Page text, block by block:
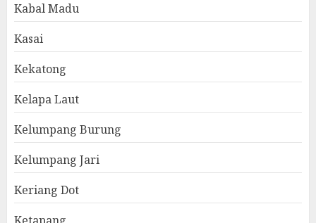
Kabal Madu
Kasai
Kekatong
Kelapa Laut
Kelumpang Burung
Kelumpang Jari
Keriang Dot